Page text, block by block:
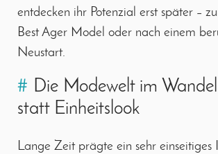
entdecken ihr Potenzial erst später –
Best Ager Model oder nach einem
Neustart.
# Die Modewelt im
statt Einheitslook
Lange Zeit prägte ein sehr einseitiges